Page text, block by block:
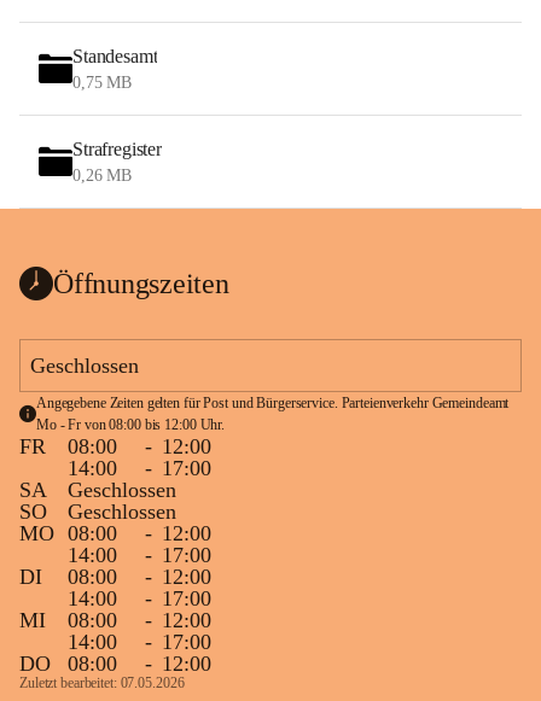
Standesamt
0,75 MB
Strafregister
0,26 MB
Öffnungszeiten
Geschlossen
Angegebene Zeiten gelten für Post und Bürgerservice. Parteienverkehr Gemeindeamt
Mo - Fr von 08:00 bis 12:00 Uhr.
FR 08:00 - 12:00
14:00
- 17:00
SA
Geschlossen
SO
Geschlossen
MO 08:00 - 12:00
14:00
- 17:00
DI
08:00 - 12:00
14:00
- 17:00
MI
08:00 - 12:00
14:00
- 17:00
DO
08:00 - 12:00
Zuletzt bearbeitet: 07.05.2026